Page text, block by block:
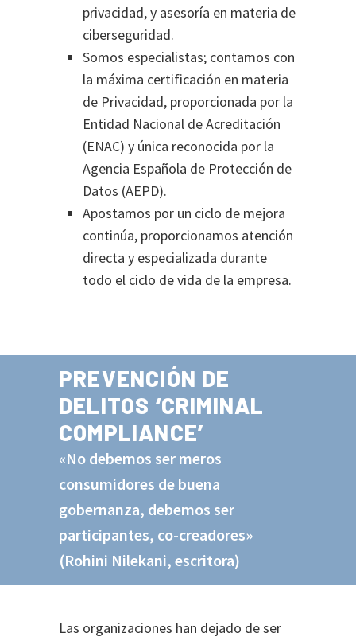
privacidad, y asesoría en materia de
ciberseguridad.
Somos especialistas; contamos con
la máxima certificación en materia
de Privacidad, proporcionada por la
Entidad Nacional de Acreditación
(ENAC) y única reconocida por la
Agencia Española de Protección de
Datos (AEPD).
Apostamos por un ciclo de mejora
continúa, proporcionamos atención
directa y especializada durante
todo el ciclo de vida de la empresa.
PREVENCIÓN DE
DELITOS ‘CRIMINAL
COMPLIANCE’
«No debemos ser meros
consumidores de buena
gobernanza, debemos ser
participantes, co-creadores»
(Rohini Nilekani, escritora)
Las organizaciones han dejado de ser